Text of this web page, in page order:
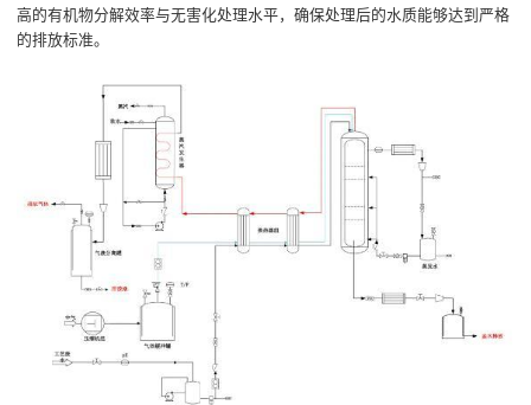
高的有机物分解效率与无害化处理水平，确保处理后的水质能够达到严格
的排放标准。